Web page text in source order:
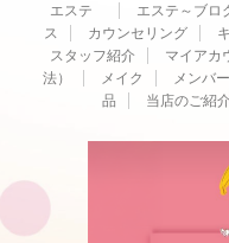
エステ
エステ～ブロ
ス
カウンセリング
スタッフ紹介
マイアカ
法）
メイク メンバ
品
当店のご紹